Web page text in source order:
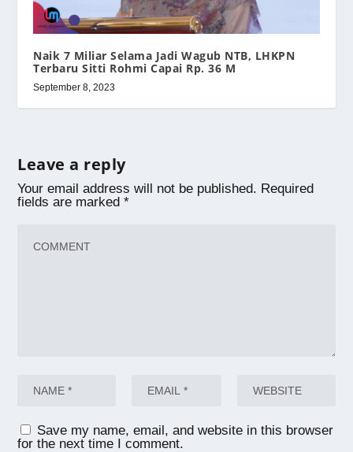
Naik 7 Miliar Selama Jadi Wagub NTB, LHKPN
Terbaru Sitti Rohmi Capai Rp. 36 M
September 8, 2023
Leave a reply
Your email address will not be published. Required
fields are marked*
Save my name, email, and website in this browser
for the next time I comment.